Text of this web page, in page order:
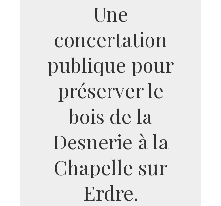
Une
concertation
publique pour
préserver le
bois de la
Desnerie à la
Chapelle sur
Erdre.